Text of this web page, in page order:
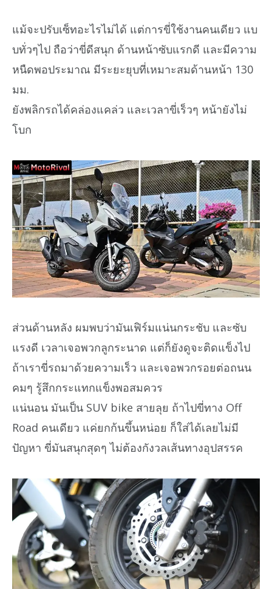
แม้จะปรับเซ็ทอะไรไม่ได้ แต่การขี่ใช้งานคนเดียว แบ
บทั่วๆไป ถือว่าขี่ดีสนุก ด้านหน้าซับแรกดี และมีความ
หนืดพอประมาณ มีระยะยุบที่เหมาะสมด้านหน้า 130
มม.
ยังพลิกรถได้คล่องแคล่ว และเวลาขี่เร็วๆ หน้ายังไม่
โบก
ส่วนด้านหลัง ผมพบว่ามันเฟิร์มแน่นกระชับ และซับ
แรงดี เวลาเจอพวกลูกระนาด แต่ก็ยังดูจะติดแข็งไป
ถ้าเราขี่รถมาด้วยความเร็ว และเจอพวกรอยต่อถนน
คมๆ รู้สึกกระแทกแข็งพอสมควร
แน่นอน มันเป็น SUV bike สายลุย ถ้าไปขี่ทาง Off
Road คนเดียว แค่ยกก้นขึ้นหน่อย ก็ใส่ได้เลยไม่มี
ปัญหา ขี่มันสนุกสุดๆ ไม่ต้องกังวลเส้นทางอุปสรรค